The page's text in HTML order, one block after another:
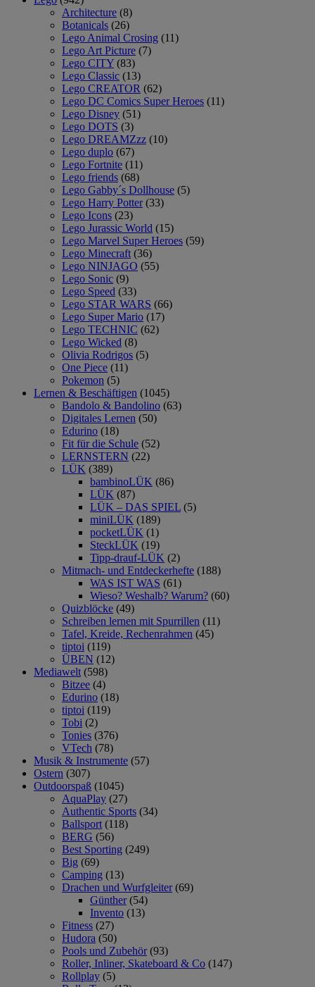
Architecture (8)
Botanicals (26)
Lego Animal Crosing (11)
Lego Art Picture (7)
Lego CITY (83)
Lego Classic (13)
Lego CREATOR (62)
Lego DC Comics Super Heroes (11)
Lego Disney (51)
Lego DOTS (3)
Lego DREAMZzz (10)
Lego duplo (67)
Lego Fortnite (11)
Lego friends (68)
Lego Gabby´s Dollhouse (5)
Lego Harry Potter (33)
Lego Icons (23)
Lego Jurassic World (15)
Lego Marvel Super Heroes (59)
Lego Minecraft (36)
Lego NINJAGO (55)
Lego Sonic (9)
Lego Speed (33)
Lego STAR WARS (66)
Lego Super Mario (17)
Lego TECHNIC (62)
Lego Wicked (8)
Olivia Rodrigos (5)
One Piece (11)
Pokemon (5)
Lernen & Beschäftigen (1045)
Bandolo & Bandolino (63)
Digitales Lernen (50)
Edurino (18)
Fit für die Schule (52)
LERNSTERN (22)
LÜK (389)
bambinoLÜK (86)
LÜK (87)
LÜK – DAS SPIEL (5)
miniLÜK (189)
pocketLÜK (1)
SteckLÜK (19)
Tipp-drauf-LÜK (2)
Mitmach- und Entdeckerhefte (188)
WAS IST WAS (61)
Wieso? Weshalb? Warum? (60)
Quizblöcke (49)
Schreiben lernen mit Spurrillen (11)
Tafel, Kreide, Rechenrahmen (45)
tiptoi (119)
ÜBEN (12)
Mediawelt (598)
Bitzee (4)
Edurino (18)
tiptoi (119)
Tobi (2)
Tonies (376)
VTech (78)
Musik & Instrumente (57)
Ostern (307)
Outdoorspaß (1045)
AquaPlay (27)
Authentic Sports (34)
Ballsport (118)
BERG (56)
Best Sporting (249)
Big (69)
Camping (13)
Drachen und Wurfgleiter (69)
Günther (54)
Invento (13)
Fitness (27)
Hudora (50)
Pools und Zubehör (93)
Roller, Inliner, Skateboard & Co (147)
Rollplay (5)